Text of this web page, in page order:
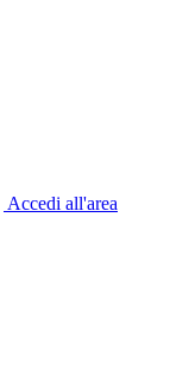
Accedi all'area